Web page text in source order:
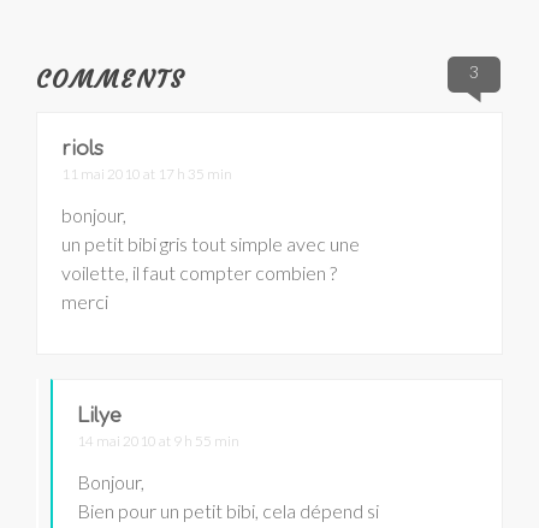
COMMENTS 3
riols
11 mai 2010 at 17 h 35 min
bonjour,
un petit bibi gris tout simple avec une
voilette, il faut compter combien ?
merci
Lilye
14 mai 2010 at 9 h 55 min
Bonjour,
Bien pour un petit bibi, cela dépend si